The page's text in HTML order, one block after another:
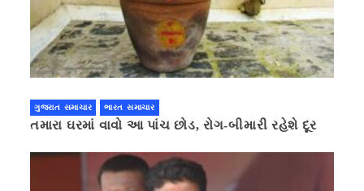
ગુજરાત સમાચાર ભારત સમાચાર
તમારા ઘરમાં વાવો આ પાંચ છોડ, રોગ-બીમારી રહેશે દૂર